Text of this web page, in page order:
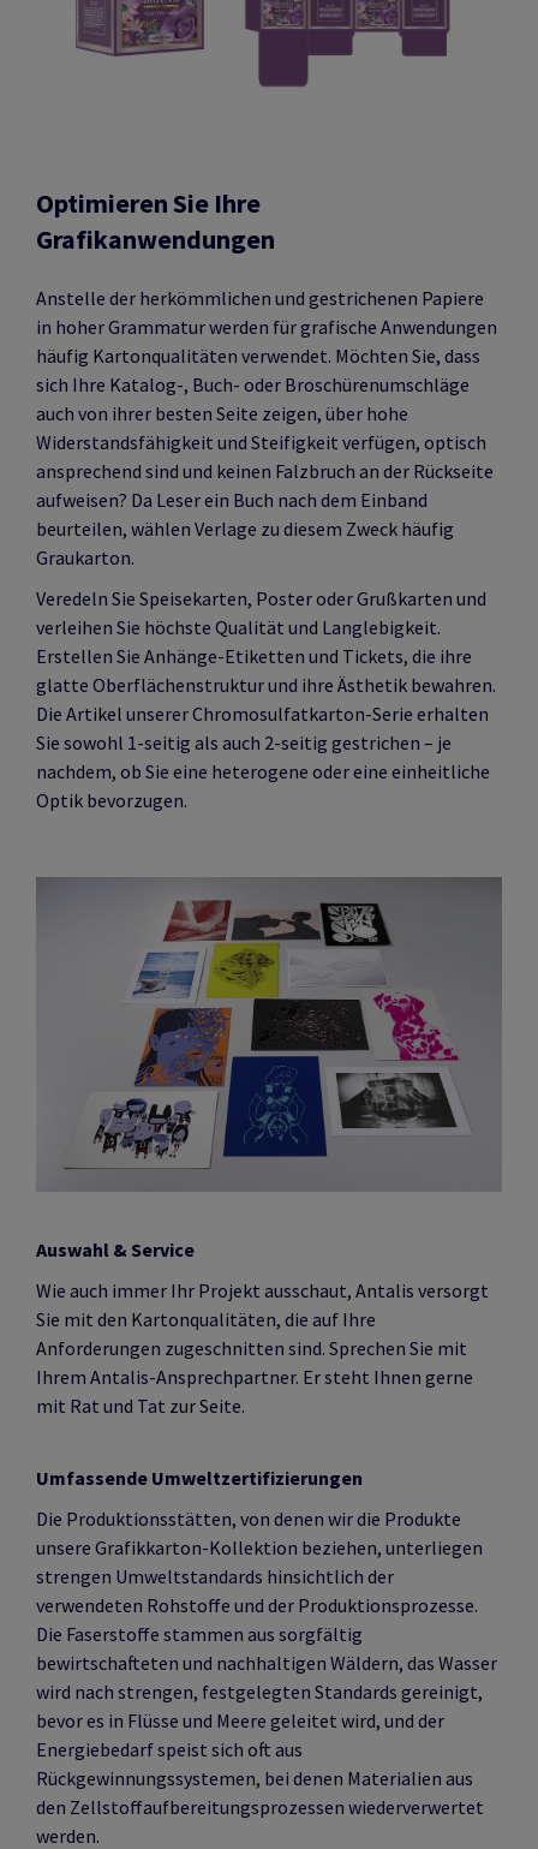
Optimieren Sie Ihre
Grafikanwendungen
Anstelle der herkömmlichen und gestrichenen Papiere
in hoher Grammatur werden für grafische Anwendungen
häufig Kartonqualitäten verwendet. Möchten Sie, dass
sich Ihre Katalog-, Buch- oder Broschürenumschläge
auch von ihrer besten Seite zeigen, über hohe
Widerstandsfähigkeit und Steifigkeit verfügen, optisch
ansprechend sind und keinen Falzbruch an der Rückseite
aufweisen? Da Leser ein Buch nach dem Einband
beurteilen, wählen Verlage zu diesem Zweck häufig
Graukarton.
Veredeln Sie Speisekarten, Poster oder Grußkarten und
verleihen Sie höchste Qualität und Langlebigkeit.
Erstellen Sie Anhänge-Etiketten und Tickets, die ihre
glatte Oberflächenstruktur und ihre Ästhetik bewahren.
Die Artikel unserer Chromosulfatkarton-Serie erhalten
Sie sowohl 1-seitig als auch 2-seitig gestrichen – je
nachdem, ob Sie eine heterogene oder eine einheitliche
Optik bevorzugen.
Auswahl & Service
Wie auch immer Ihr Projekt ausschaut, Antalis versorgt
Sie mit den Kartonqualitäten, die auf Ihre
Anforderungen zugeschnitten sind. Sprechen Sie mit
Ihrem Antalis-Ansprechpartner. Er steht Ihnen gerne
mit Rat und Tat zur Seite.
Umfassende Umweltzertifizierungen
Die Produktionsstätten, von denen wir die Produkte
unsere Grafikkarton-Kollektion beziehen, unterliegen
strengen Umweltstandards hinsichtlich der
verwendeten Rohstoffe und der Produktionsprozesse.
Die Faserstoffe stammen aus sorgfältig
bewirtschafteten und nachhaltigen Wäldern, das Wasser
wird nach strengen, festgelegten Standards gereinigt,
bevor es in Flüsse und Meere geleitet wird, und der
Energiebedarf speist sich oft aus
Rückgewinnungssystemen, bei denen Materialien aus
den Zellstoffaufbereitungsprozessen wiederverwertet
werden.